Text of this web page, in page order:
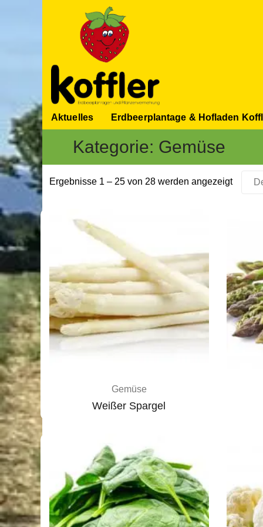
Aktuelles Erdbeerplantage & Hofladen
Kategorie: Gemüse
Ergebnisse 1 – 25 von 28 werden angezeigt
Gemüse
Weißer Spargel